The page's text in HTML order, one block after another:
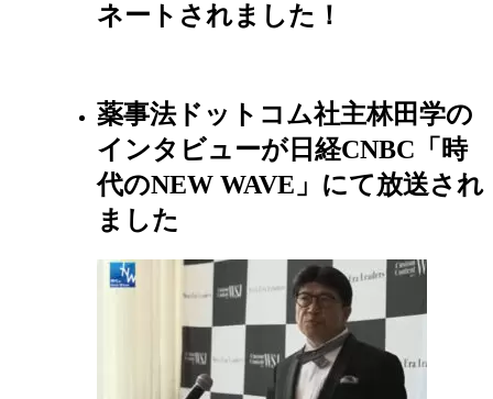
ネートされました！
薬事法ドットコム社主林田学の
インタビューが日経CNBC「時
代のNEW WAVE」にて放送され
ました